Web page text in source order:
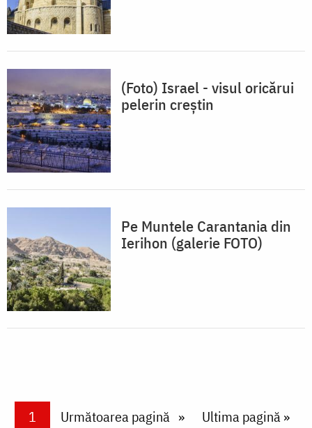
(Foto) Israel - visul oricărui
pelerin creștin
Pe Muntele Carantania din
Ierihon (galerie FOTO)
PaginareCurrent page
1 Next page
Următoarea pagină Last page
Ultima pagină »